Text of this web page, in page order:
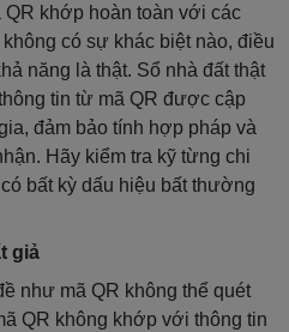
QR khớp hoàn toàn với các
có sự khác biệt nào, điều
năng là thật. Sổ nhà đất thật
tin từ mã QR được cập
đảm bảo tính hợp pháp và
Hãy kiểm tra kỹ từng chi
bất kỳ dấu hiệu bất thường
giả
như mã QR không thể quét
QR không khớp với thông tin